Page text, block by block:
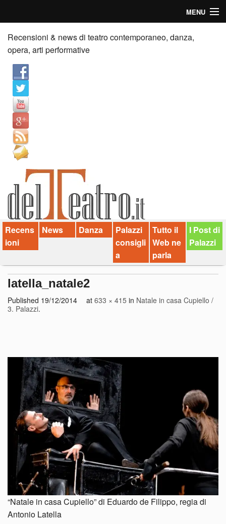
MENU
Home
Recensioni
Anticipazioni
News
Palazzi consiglia
Video
Chi siamo
Contatti
dT in English
Recensioni & news di teatro contemporaneo, danza,
opera, arti performative
Recens
ioni
News Danza
Palazzi
consigli
a
Tutto il
Web ne
parla
I Post di
Palazzi
latella_natale2
Published 19/12/2014 at 633 × 415 in Natale in casa Cupiello /
3. Palazzi.
“Natale in casa Cupiello” di Eduardo de Filippo, regia di
Antonio Latella